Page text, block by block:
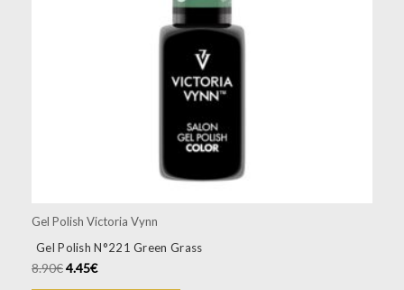
Gel Polish Victoria Vynn
Gel Polish N°221 Green Grass
8.90€4.45€